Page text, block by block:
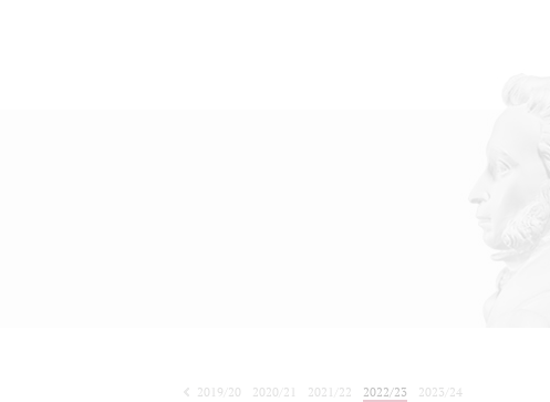
2019/20
2020/21 2021/22 2022/23
2023/24